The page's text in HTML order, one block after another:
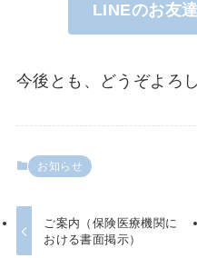
LINEのお友
今後とも、どうぞよろ
お知らせ
ご案内（保険医療機関に
おける書面掲示）